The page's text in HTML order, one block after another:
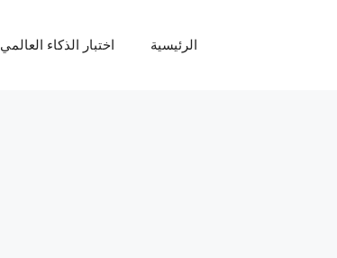
الرئيسية اختبار الذكاء العالمي IQ